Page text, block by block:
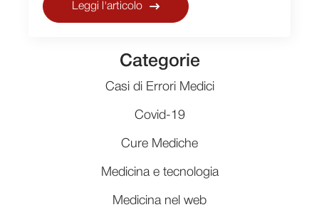
Leggi l'articolo
Categorie
Casi di Errori Medici
Covid-19
Cure Mediche
Medicina e tecnologia
Medicina nel web